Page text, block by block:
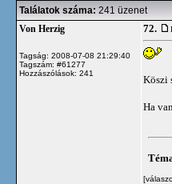
Találatok száma: 241 üzenet
Von Herzig
Tagság: 2008-07-08 21:29:40
Tagszám: #61277
Hozzászólások: 241
72.
Köszi
Ha